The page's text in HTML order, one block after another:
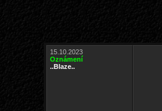
15.10.2023
Oznámení
..Blaze..